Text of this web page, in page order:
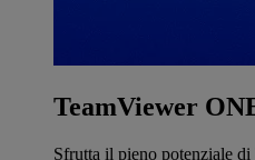
TeamViewer
Sfrutta il pieno potenziale